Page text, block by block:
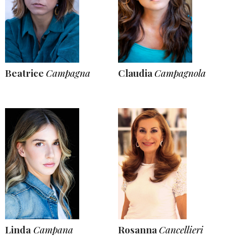
Beatrice Campagna Claudia Campagnola
Linda Campana Rosanna Cancellieri